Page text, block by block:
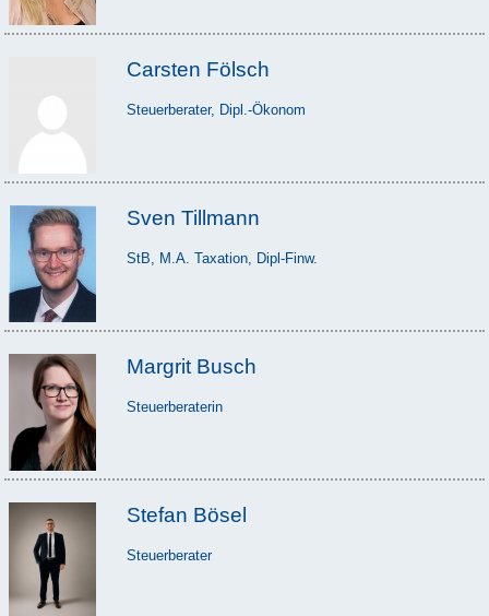
Carsten Fölsch
Steuerberater, Dipl.-Ökonom
Sven Tillmann
StB, M.A. Taxation, Dipl-Finw.
Margrit Busch
Steuerberaterin
Stefan Bösel
Steuerberater